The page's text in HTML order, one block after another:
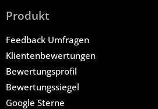
Produkt
Feedback Umfragen
Klientenbewertungen
Bewertungsprofil
Bewertungssiegel
Google Sterne